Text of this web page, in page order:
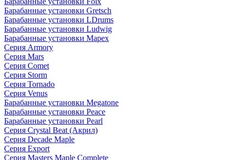
Барабанные установки Gretsch
Барабанные установки LDrums
Барабанные установки Ludwig
Барабанные установки Mapex
Серия Armory
Серия Mars
Серия Comet
Серия Storm
Серия Tornado
Серия Venus
Барабанные установки Megatone
Барабанные установки Peace
Барабанные установки Pearl
Серия Crystal Beat (Акрил)
Серия Decade Maple
Серия Export
Серия Masters Maple Complete